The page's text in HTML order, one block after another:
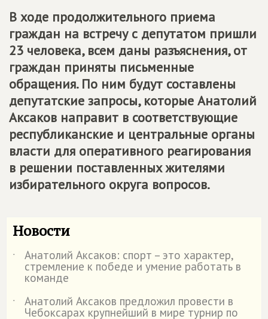
В ходе продолжительного приема
граждан на встречу с депутатом пришли
23 человека, всем даны разъяснения, от
граждан приняты письменные
обращения. По ним будут составлены
депутатские запросы, которые Анатолий
Аксаков направит в соответствующие
республиканские и центральные органы
власти для оперативного реагирования
в решении поставленных жителями
избирательного округа вопросов.
Новости
˙ Анатолий Аксаков: спорт – это характер,
стремление к победе и умение работать в
команде
˙
Анатолий Аксаков предложил провести в
Чебоксарах крупнейший в мире турнир по